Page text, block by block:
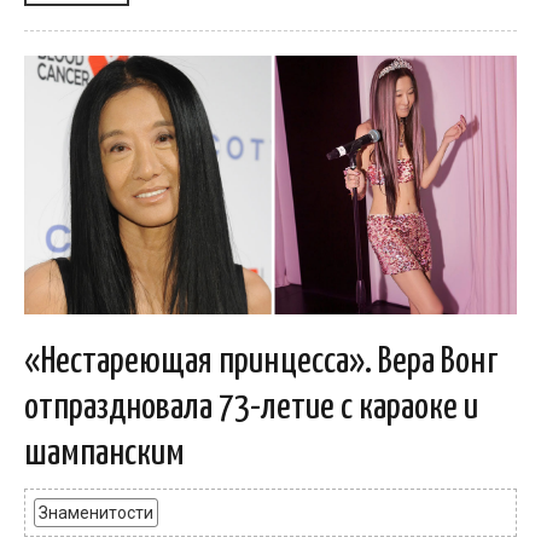
«Нестареющая принцесса». Вера Вонг
отпраздновала 73-летие с караоке и
шампанским
Знаменитости